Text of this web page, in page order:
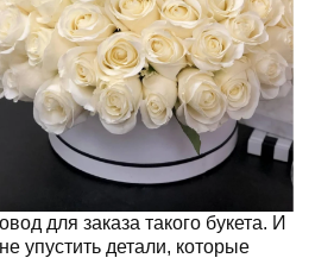
для заказа такого букета. И
упустить детали, которые